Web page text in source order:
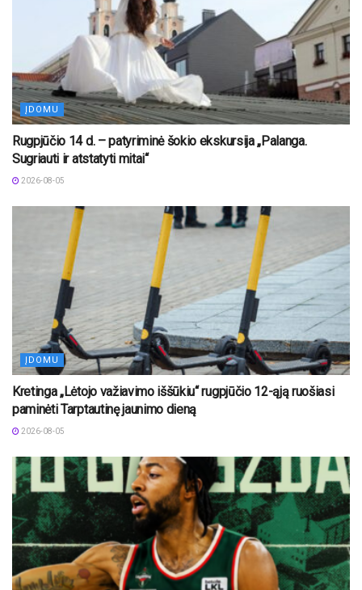
ĮDOMU
Rugpjūčio 14 d. – patyriminė šokio ekskursija „Palanga.
Sugriauti ir atstatyti mitai“
2026-08-05
ĮDOMU
Kretinga „Lėtojo važiavimo iššūkiu“ rugpjūčio 12-ąją ruošiasi
paminėti Tarptautinę jaunimo dieną
2026-08-05